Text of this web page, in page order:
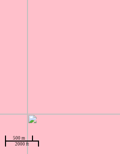
500 m
2000 ft